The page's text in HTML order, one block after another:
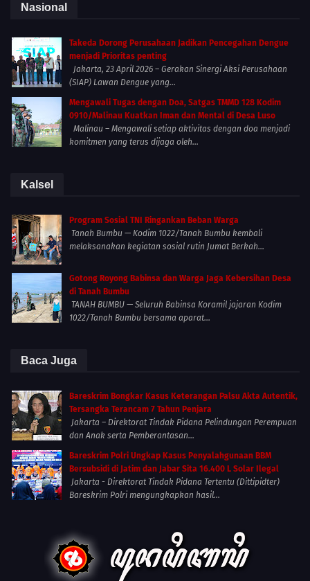
Nasional
Takeda Dorong Perusahaan Jadikan Pencegahan Dengue
menjadi Prioritas penting
Jakarta, 23 April 2026 – Gerakan Sinergi Aksi Perusahaan
(SIAP) Lawan Dengue yang...
Mengawali Tugas dengan Doa, Satgas TMMD 128 Kodim
0910/Malinau Kuatkan Iman dan Mental di Desa Luso
Malinau – Mengawali setiap aktivitas dengan doa menjadi
komitmen yang terus dijaga oleh...
Kalsel
Program Sosial TNI Ringankan Beban Warga
Tanah Bumbu — Kodim 1022/Tanah Bumbu kembali
melaksanakan kegiatan sosial rutin Jumat Berkah...
Gotong Royong Babinsa dan Warga Jaga Kebersihan Desa
di Tanah Bumbu
TANAH BUMBU — Seluruh Babinsa Koramil jajaran Kodim
1022/Tanah Bumbu bersama aparat...
Baca Juga
Bareskrim Bongkar Kasus Keterangan Palsu Akta Autentik,
Tersangka Terancam 7 Tahun Penjara
Jakarta – Direktorat Tindak Pidana Pelindungan Perempuan
dan Anak serta Pemberantasan...
Bareskrim Polri Ungkap Kasus Penyalahgunaan BBM
Bersubsidi di Jatim dan Jabar Sita 16.400 L Solar Ilegal
Jakarta - Direktorat Tindak Pidana Tertentu (Dittipidter)
Bareskrim Polri mengungkapkan hasil...